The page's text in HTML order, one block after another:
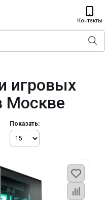
Контакты
игровых
Москве
Показать: